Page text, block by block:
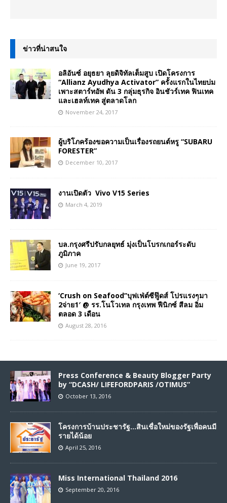
ข่าวที่น่าสนใจ
อลิอันซ์ อยุธยา ลุยดิจิทัลเต็มสูบ เปิดโครงการ
“Allianz Ayudhya Activator” ครั้งแรกในไทยบ่ม
เพาะสตาร์ทอัพ ดัน 3 กลุ่มธุรกิจ อินชัวร์เทค ฟินเทค
และเฮลท์เทค สู่ตลาดโลก
November 24, 2017
ผู้บริโภคร้องขอความเป็นเรื่องรถยนต์หรู “SUBARU
FORESTER”
December 10, 2017
งานเปิดตัว Vivo V15 Series
March 4, 2019
บล.กรุงศรีปรับกลยุทธ์ มุ่งเป็นโบรกเกอร์ระดับ
ภูมิภาค
June 19, 2017
‘Crush on Seafood’’บุฟเฟ่ต์ซีฟู๊ดส์ โปรแรงๆมา
2จ่าย1′ @ รร.โนโวเทล กรุงเทพ ฟีนิกซ์ สีลม อิ่ม
ตลอด 3 เดือน
August 28, 2016
Press Conference & Beauty Blogger Party
by “DCASH/ LIFEFORDPARIS /OTIMUS”
October 13, 2016
โครงการบ้านประชารัฐ…สินเชื่อใหม่ของรัฐเพื่อคนมี
รายได้น้อย
April 25, 2016
Miss International Thailand 2016
September 20, 2016